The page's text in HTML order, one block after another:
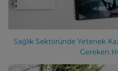
Sağlık Sektöründe Yetenek
Gereken